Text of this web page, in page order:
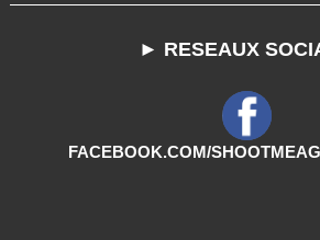
► RESEAUX
FACEBOOK.COM/